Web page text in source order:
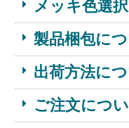
メッキ色選
製品梱包に
出荷方法に
ご注文につ